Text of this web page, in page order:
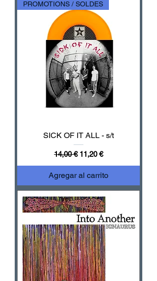
PROMOTIONS / SOLDES
SICK OF IT ALL - s/t
Precio
14,00 € Precio de oferta
11,20 €
Agregar al carrito